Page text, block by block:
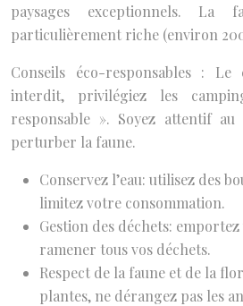
paysages exceptionnels.
particulièrement riche (environ 200
Conseils éco-responsables : Le
interdit, privilégiez les
responsable ». Soyez attentif
perturber la faune.
Conservez l’eau: utilisez des
limitez votre consommation.
Gestion des déchets:
ramener tous vos déchets.
Respect de la faune et de la
plantes, ne dérangez pas les